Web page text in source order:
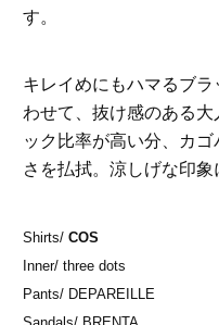
す。
キレイめにもハマるブ
わせて、抜け感のある
ック比率が高い分、カ
さを払拭。涼しげな印象
Shirts/COS
Inner/ three dots
Pants/ DEPAREILLE